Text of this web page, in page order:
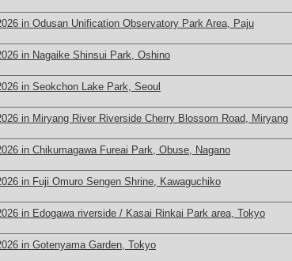
in Odusan Unification Observatory Park Area, Paju
in Nagaike Shinsui Park, Oshino
in Seokchon Lake Park, Seoul
in Miryang River Riverside Cherry Blossom Road, Miryang
in Chikumagawa Fureai Park, Obuse, Nagano
in Fuji Omuro Sengen Shrine, Kawaguchiko
in Edogawa riverside / Kasai Rinkai Park area, Tokyo
in Gotenyama Garden, Tokyo